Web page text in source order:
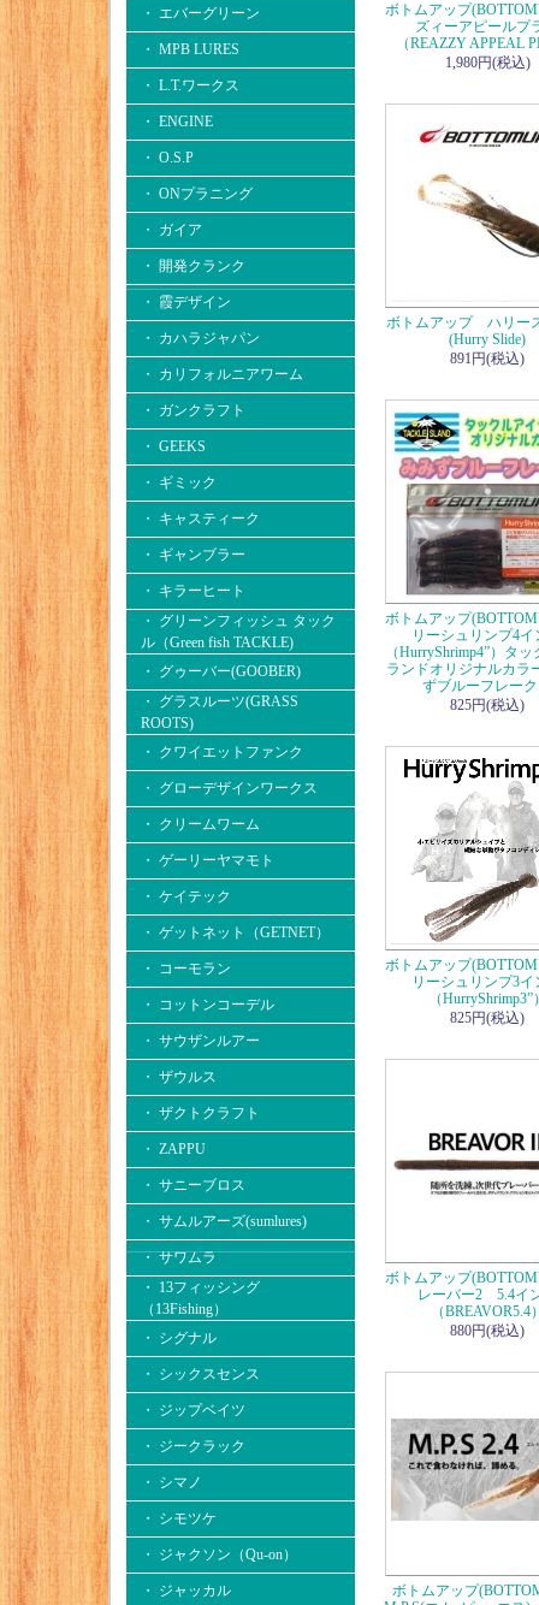
・ エバーグリーン
・ MPB LURES
・ L.T.ワークス
・ ENGINE
・ O.S.P
・ ONプラニング
・ ガイア
・ 開発クランク
・ 霞デザイン
・ カハラジャパン
・ カリフォルニアワーム
・ ガンクラフト
・ GEEKS
・ ギミック
・ キャスティーク
・ ギャンブラー
・ キラーヒート
・ グリーンフィッシュ タック
ル（Green fish TACKLE)
・ グゥーバー(GOOBER)
・ グラスルーツ(GRASS
ROOTS)
・ クワイエットファンク
・ グローデザインワークス
・ クリームワーム
・ ゲーリーヤマモト
・ ケイテック
・ ゲットネット（GETNET）
・ コーモラン
・ コットンコーデル
・ サウザンルアー
・ ザウルス
・ ザクトクラフト
・ ZAPPU
・ サニーブロス
・ サムルアーズ(sumlures)
・ サワムラ
・ 13フィッシング
（13Fishing）
・ シグナル
・ シックスセンス
・ ジップベイツ
・ ジークラック
・ シマノ
・ シモツケ
・ ジャクソン（Qu-on）
・ ジャッカル
ボトムアップ
ズィーアピールプ
（REAZZY APPEAL
1,980円(税込)
ボトムアップ ハリー
(Hurry Slide)
891円(税込)
ボトムアップ
リーシュリンプ4イ
（HurryShrimp4”）タ
ランドオリジナルカラ
ずブルーフレー
825円(税込)
ボトムアップ
リーシュリンプ3イ
（HurryShrimp3”
825円(税込)
ボトムアップ
レーバー2 5.4イ
（BREAVOR5.4
880円(税込)
ボトムアップ